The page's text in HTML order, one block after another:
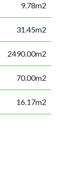
9.78m2
31.45m2
2490.00m2
70.00m2
16.17m2